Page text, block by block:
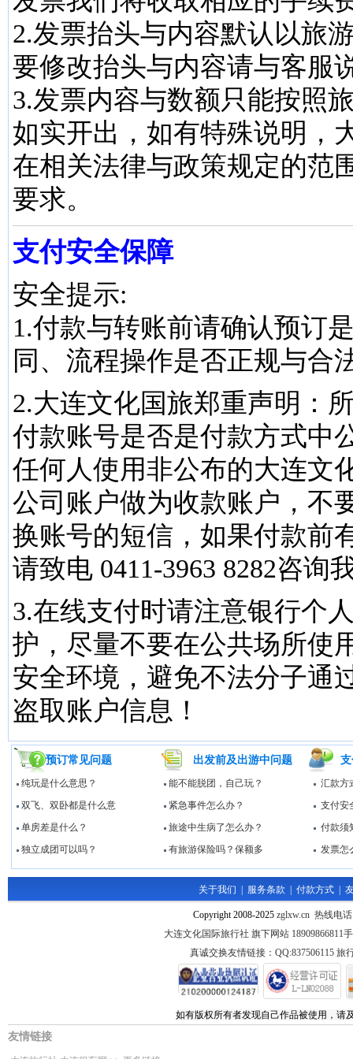
2.发票抬头与内容默认以旅
要修改抬头与内容请与客服
3.发票内容与数额只能按照
如实开出，如有特殊说明，
在相关法律与政策规定的范
要求。
支付安全保障
安全提示:
1.付款与转账前请确认预订
同、流程操作是否正规与合
2.大连文化国旅郑重声明：
付款账号是否是付款方式中
任何人使用非公布的大连文
公司账户做为收款账户，不
换账号的短信，如果付款前
请致电 0411-3963 8282咨询
3.在线支付时请注意银行个
护，尽量不要在公共场所使
安全环境，避免不法分子通
盗取账户信息！
预订常见问题
纯玩是什么意思？
双飞、双卧都是什么意
单房差是什么？
独立成团可以吗？
出发前及出游中问题
能不能脱团，自己玩？
紧急事件怎么办？
旅途中生病了怎么办？
有旅游保险吗？保额多
汇款方
支付安
付款须
发票怎
关于我们 服务条款 付款方式
Copyright 2008-2025 zglxw.cn 热线电
大连文化国际旅行社 旗下网站 18909866811
真诚交换友情链接：QQ:837506115 旅
如有版权所有者发现自己作品被使用，请
友情链接